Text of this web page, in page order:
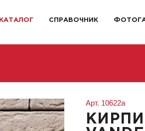
КАТАЛОГ СПРАВОЧНИК
Арт. 10622a